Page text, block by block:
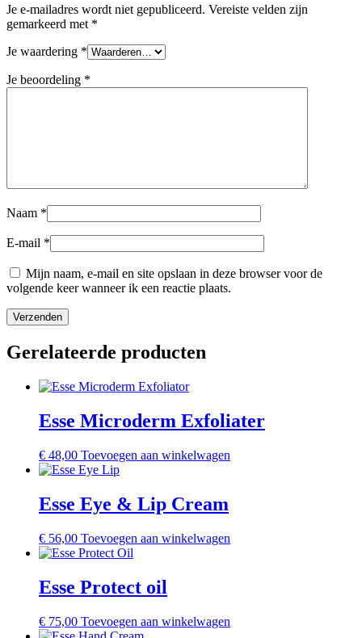
Je e-mailadres wordt niet gepubliceerd. Vereiste velden zijn
gemarkeerd met *
Je waardering *
Je beoordeling *
Naam *
E-mail *
Mijn naam, e-mail en site opslaan in deze browser voor de
volgende keer wanneer ik een reactie plaats.
Gerelateerde producten
Esse Microderm Exfoliater
€ 48,00 Toevoegen aan winkelwagen
Esse Eye & Lip Cream
€ 56,00 Toevoegen aan winkelwagen
Esse Protect oil
€ 75,00 Toevoegen aan winkelwagen